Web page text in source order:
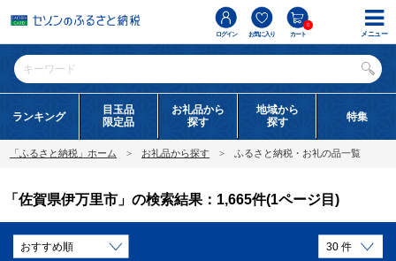
ログイン お気に入り カート
0
ランキング
目玉品
限定品
お礼品から
探す
地域から
探す
特集
「ふるさと納税」ホーム お礼品から探す ふるさと納税・お礼の品一覧
「佐賀県伊万里市」の検索結果：1,665件(1ページ目)
メニュー